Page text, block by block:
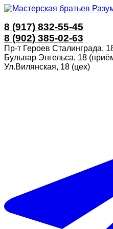
8 (917) 832-55-45
8 (902) 385-02-63
Пр-т Героев Сталинграда,
Бульвар Энгельса, 18
Ул.Вилянская, 18 (цех)